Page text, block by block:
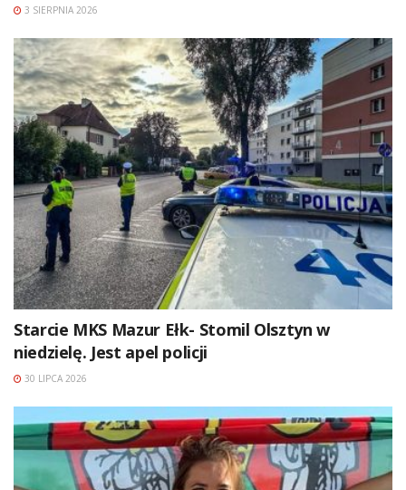
3 SIERPNIA 2026
Starcie MKS Mazur Ełk- Stomil Olsztyn w
niedzielę. Jest apel policji
30 LIPCA 2026